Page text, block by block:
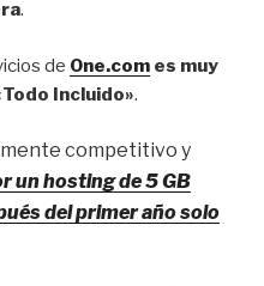
.
de One.com es muy
Incluido».
competitivo y
un hosting de 5 GB
del primer año solo